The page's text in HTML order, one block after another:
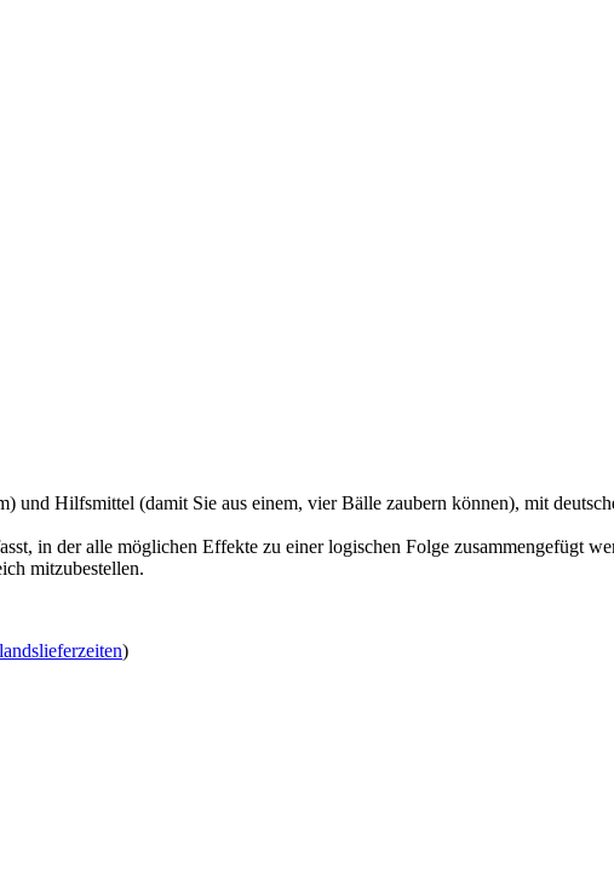
und Hilfsmittel (damit Sie aus einem, vier Bälle zaubern können), mit
in der alle möglichen Effekte zu einer logischen Folge zusammengefügt
mitzubestellen.
)